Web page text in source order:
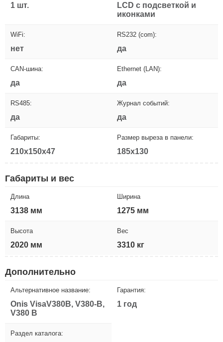
1 шт.
LCD с подсветкой и
иконками
WiFi:
нет
RS232 (com):
да
CAN-шина:
да
Ethernet (LAN):
да
RS485:
да
Журнал событий:
да
Габариты:
210x150x47
Размер выреза в панели:
185x130
Габариты и вес
Длина
3138 мм
Ширина
1275 мм
Высота
2020 мм
Вес
3310 кг
Дополнительно
Альтернативное название:
Onis VisaV380B, V380-B,
V380 B
Гарантия:
1 год
Раздел каталога: